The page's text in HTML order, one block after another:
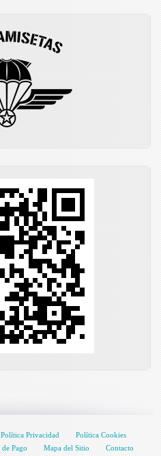
Política Privacidad
Política Cookies
Pago Mapa del Sitio Contacto